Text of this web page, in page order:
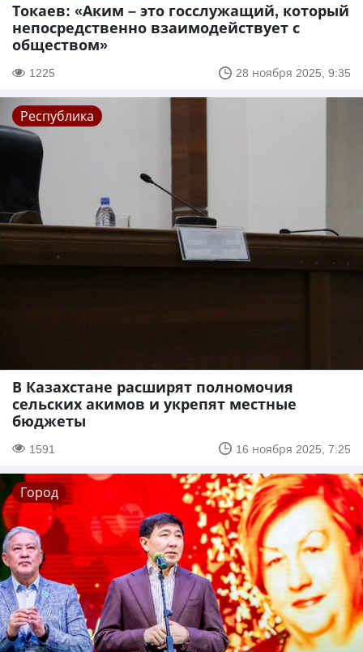
Токаев: «Аким – это госслужащий, который
непосредственно взаимодействует с
обществом»
1225 28 ноября 2025, 9:35
Республика
В Казахстане расширят полномочия
сельских акимов и укрепят местные
бюджеты
1591 16 ноября 2025, 7:25
Город